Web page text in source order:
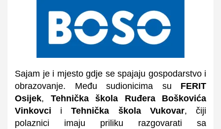
Sajam je i mjesto gdje se spajaju gospodarstvo i
obrazovanje. Među sudionicima su FERIT
Osijek, Tehnička škola Ruđera Boškovića
Vinkovci iTehnička škola Vukovar, čiji
polaznici imaju priliku razgovarati sa